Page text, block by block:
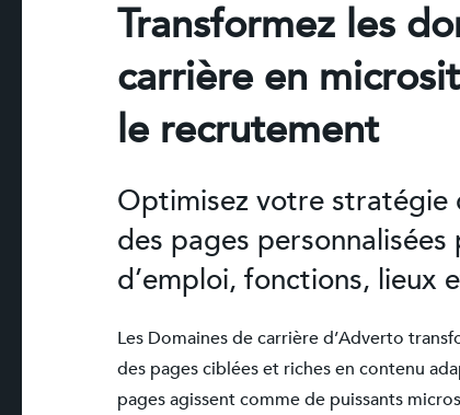
Transformez les
carrière en
le recrutement
Optimisez votre stratégie
des pages
d’emploi, fonctions, lieux
Les Domaines de carrière d’Adverto
des pages ciblées et riches en contenu
pages agissent comme de puissants